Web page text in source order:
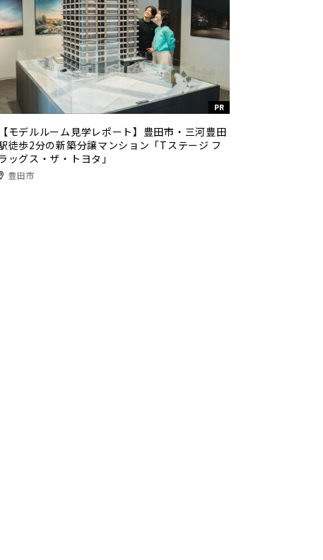
PR
【モデルルーム見学レポート】豊田市・三河豊田
徒歩2分の新築分譲マンション「Tステージ フ
ッグス・ザ・トヨタ」
豊田市